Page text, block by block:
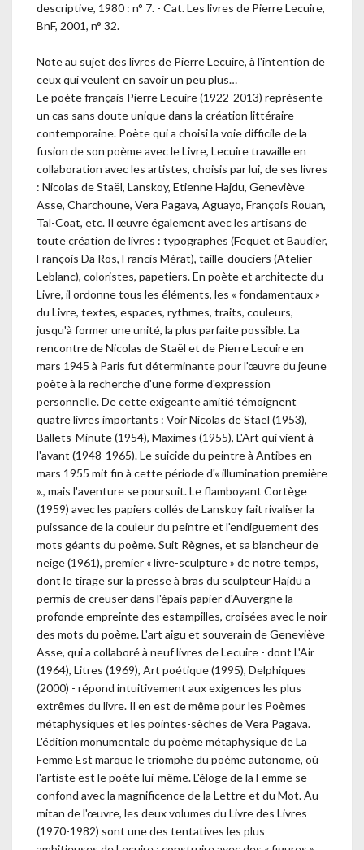
descriptive, 1980 : n° 7. - Cat. Les livres de Pierre Lecuire,
BnF, 2001, n° 32.
Note au sujet des livres de Pierre Lecuire, à l'intention de
ceux qui veulent en savoir un peu plus…
Le poète français Pierre Lecuire (1922-2013) représente
un cas sans doute unique dans la création littéraire
contemporaine. Poète qui a choisi la voie difficile de la
fusion de son poème avec le Livre, Lecuire travaille en
collaboration avec les artistes, choisis par lui, de ses livres
: Nicolas de Staël, Lanskoy, Etienne Hajdu, Geneviève
Asse, Charchoune, Vera Pagava, Aguayo, François Rouan,
Tal-Coat, etc. Il œuvre également avec les artisans de
toute création de livres : typographes (Fequet et Baudier,
François Da Ros, Francis Mérat), taille-douciers (Atelier
Leblanc), coloristes, papetiers. En poète et architecte du
Livre, il ordonne tous les éléments, les « fondamentaux »
du Livre, textes, espaces, rythmes, traits, couleurs,
jusqu'à former une unité, la plus parfaite possible. La
rencontre de Nicolas de Staël et de Pierre Lecuire en
mars 1945 à Paris fut déterminante pour l'œuvre du jeune
poète à la recherche d'une forme d'expression
personnelle. De cette exigeante amitié témoignent
quatre livres importants : Voir Nicolas de Staël (1953),
Ballets-Minute (1954), Maximes (1955), L'Art qui vient à
l'avant (1948-1965). Le suicide du peintre à Antibes en
mars 1955 mit fin à cette période d'« illumination première
»., mais l'aventure se poursuit. Le flamboyant Cortège
(1959) avec les papiers collés de Lanskoy fait rivaliser la
puissance de la couleur du peintre et l'endiguement des
mots géants du poème. Suit Règnes, et sa blancheur de
neige (1961), premier « livre-sculpture » de notre temps,
dont le tirage sur la presse à bras du sculpteur Hajdu a
permis de creuser dans l'épais papier d'Auvergne la
profonde empreinte des estampilles, croisées avec le noir
des mots du poème. L'art aigu et souverain de Geneviève
Asse, qui a collaboré à neuf livres de Lecuire - dont L'Air
(1964), Litres (1969), Art poétique (1995), Delphiques
(2000) - répond intuitivement aux exigences les plus
extrêmes du livre. Il en est de même pour les Poèmes
métaphysiques et les pointes-sèches de Vera Pagava.
L'édition monumentale du poème métaphysique de La
Femme Est marque le triomphe du poème autonome, où
l'artiste est le poète lui-même. L'éloge de la Femme se
confond avec la magnificence de la Lettre et du Mot. Au
mitan de l'œuvre, les deux volumes du Livre des Livres
(1970-1982) sont une des tentatives les plus